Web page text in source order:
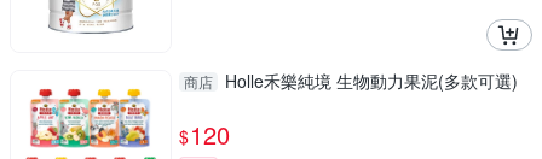
商店 Holle禾樂純境 生物動力果泥(多款可選)
$120